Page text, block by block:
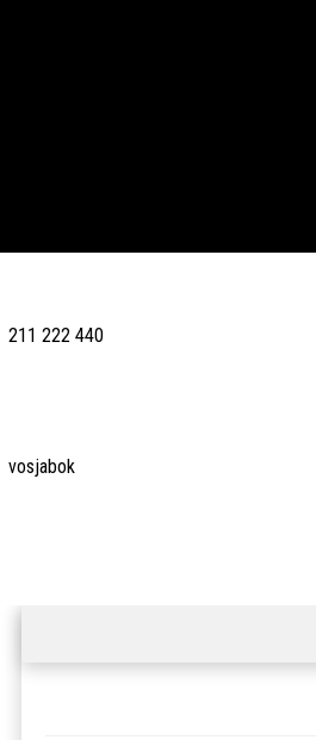
211 222 440
vosjabok